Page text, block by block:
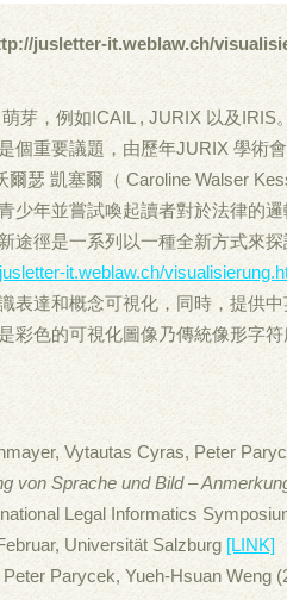
jusletter-it.weblaw.ch/
芽，例如ICAIL , JURIX 以及IRIS
個重要議題，由歷年JURIX 學術
爾瑟 凱塞爾（ Caroline Walser
少年並嘗試喚起讀者對於法律的
途徑是一系列以一種全新方式來
it.weblaw.ch/
表達和概念可視化，同時，提供
彩色的可視化圖像乃傳統像形字
Vytautas Cyras, Peter
von Sprache und Bild –
Legal Informatics
Universität Salzburg [LINK]
Parycek, Yueh-Hsuan Weng